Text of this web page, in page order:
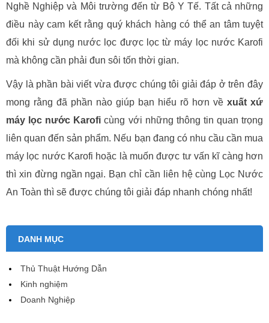
Nghề Nghiệp và Môi trường đến từ Bộ Y Tế. Tất cả những
điều này cam kết rằng quý khách hàng có thể an tâm tuyệt
đối khi sử dụng nước lọc được lọc từ máy lọc nước Karofi
mà không cần phải đun sôi tốn thời gian.
Vậy là phần bài viết vừa được chúng tôi giải đáp ở trên đây
mong rằng đã phần nào giúp bạn hiểu rõ hơn về xuất xứ
máy lọc nước Karofi cùng với những thông tin quan trọng
liên quan đến sản phẩm. Nếu bạn đang có nhu cầu cần mua
máy lọc nước Karofi hoặc là muốn được tư vấn kĩ càng hơn
thì xin đừng ngần ngại. Bạn chỉ cần liên hệ cùng Lọc Nước
An Toàn thì sẽ được chúng tôi giải đáp nhanh chóng nhất!
DANH MỤC
Thủ Thuật Hướng Dẫn
Kinh nghiệm
Doanh Nghiệp